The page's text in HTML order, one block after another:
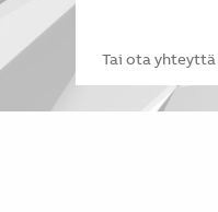
Tai ota yhteyttä